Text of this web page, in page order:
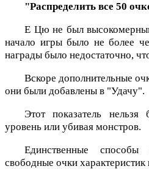
"Распределить все 50
Е Цю не был
начало игры было не более
награды было недостаточно,
Вскоре дополнительные
они были добавлены в "Удачу".
Этот показатель
уровень или убивая монстров.
Единственные
свободные очки